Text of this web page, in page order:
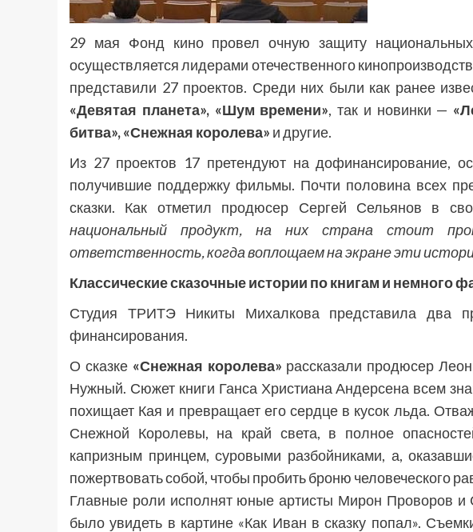
29 мая Фонд кино провел очную защиту
осуществляется лидерами отечественного
представили 27 проектов. Среди них были как ранее
«Девятая планета», «Шум времени», так и новинки —
битва», «Снежная королева» и другие.
Из 27 проектов 17 претендуют на дофинансирование,
получившие поддержку фильмы. Почти половина всех
сказки. Как отметил продюсер Сергей Сельянов в
национальный продукт, на них страна стоит
ответственность, когда воплощаем на экране эти
Классические сказочные истории по книгам и немного
Студия ТРИТЭ Никиты Михалкова представила два
финансирования.
О сказке«Снежная королева» рассказали продюсер
Нужный. Сюжет книги Ганса Христиана Андерсена всем
похищает Кая и превращает его сердце в кусок льда.
Снежной Королевы, на край света, в полное
капризным принцем, суровыми разбойниками, а,
пожертвовать собой, чтобы пробить броню человеческого
Главные роли исполнят юные артисты Мирон Проворов и
было увидеть в картине «Как Иван в сказку попал».